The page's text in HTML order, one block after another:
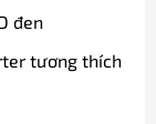
đen
tương thích